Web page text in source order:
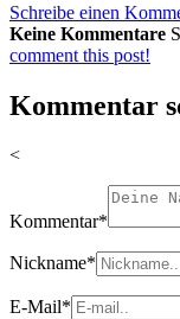
Schreibe einen
Keine Kommentare
comment this post!
Kommentar
<
Kommentar*
Nickname*
E-Mail*